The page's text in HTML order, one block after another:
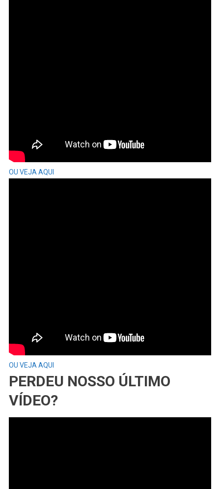
OU VEJA AQUI
OU VEJA AQUI
PERDEU NOSSO ÚLTIMO
VÍDEO?